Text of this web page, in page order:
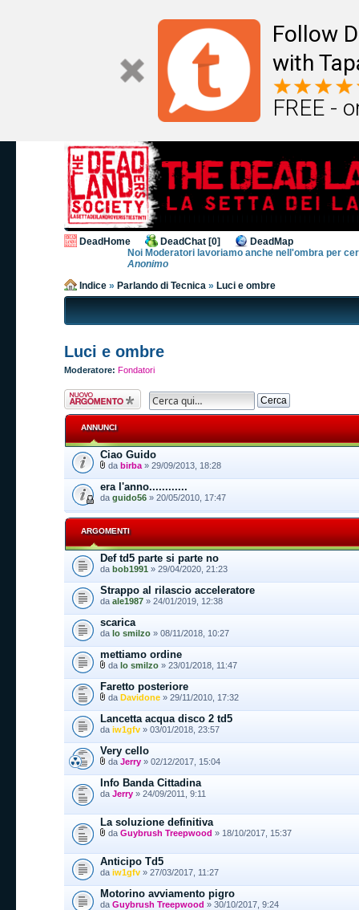
Follow
with
FREE -
DeadHome DeadChat [0]
DeadMap
Noi Moderatori lavoriamo anche nell'ombra per
Anonimo
Indice » Parlando di Tecnica » Luci e ombre
Luci e ombre
Moderatore: Fondatori
Scrivi un nuovo
argomento
ANNUNCI
Ciao Guido
da birba » 29/09/2013, 18:28
era l'anno............
da guido56 » 20/05/2010, 17:47
ARGOMENTI
Def td5 parte si parte no
da bob1991 » 29/04/2020, 21:23
Strappo al rilascio acceleratore
da ale1987 » 24/01/2019, 12:38
scarica
da lo smilzo » 08/11/2018, 10:27
mettiamo ordine
da lo smilzo » 23/01/2018, 11:47
Faretto posteriore
da Davidone » 29/11/2010, 17:32
Lancetta acqua disco 2 td5
da iw1gfv » 03/01/2018, 23:57
Very cello
da Jerry » 02/12/2017, 15:04
Info Banda Cittadina
da Jerry » 24/09/2011, 9:11
La soluzione definitiva
da Guybrush Treepwood » 18/10/2017, 15:37
Anticipo Td5
da iw1gfv » 27/03/2017, 11:27
Motorino avviamento pigro
da Guybrush Treepwood » 30/10/2017, 9:24